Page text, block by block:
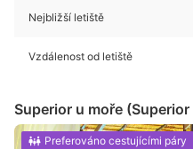
Nejbližší letiště
Vzdálenost od letiště
Superior u moře (Superior
Preferováno cestujícími páry